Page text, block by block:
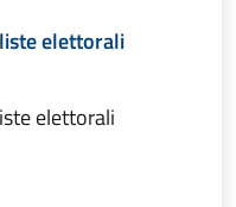
elettorali
elettorali